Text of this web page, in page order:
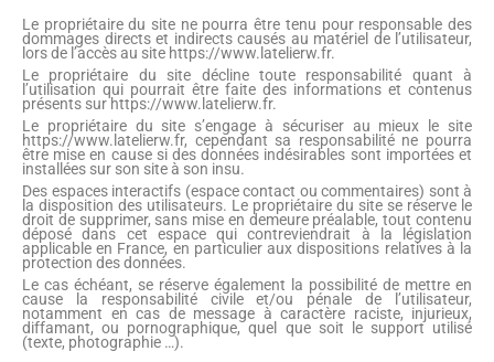
Le propriétaire du site ne pourra être tenu pour responsable des
dommages directs et indirects causés au matériel de l’utilisateur,
lors de l’accès au site https://www.latelierw.fr.
Le propriétaire du site décline toute responsabilité quant à
l’utilisation qui pourrait être faite des informations et contenus
présents sur https://www.latelierw.fr.
Le propriétaire du site s’engage à sécuriser au mieux le site
https://www.latelierw.fr, cependant sa responsabilité ne pourra
être mise en cause si des données indésirables sont importées et
installées sur son site à son insu.
Des espaces interactifs (espace contact ou commentaires) sont à
la disposition des utilisateurs. Le propriétaire du site se réserve le
droit de supprimer, sans mise en demeure préalable, tout contenu
déposé dans cet espace qui contreviendrait à la législation
applicable en France, en particulier aux dispositions relatives à la
protection des données.
Le cas échéant, se réserve également la possibilité de mettre en
cause la responsabilité civile et/ou pénale de l’utilisateur,
notamment en cas de message à caractère raciste, injurieux,
diffamant, ou pornographique, quel que soit le support utilisé
(texte, photographie …).